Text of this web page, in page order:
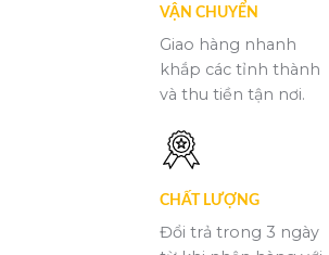
VẬN CHUYỂN
Giao hàng nhanh
khắp các tỉnh thành
và thu tiền tận nơi.
CHẤT LƯỢNG
Đổi trả trong 3 ngày